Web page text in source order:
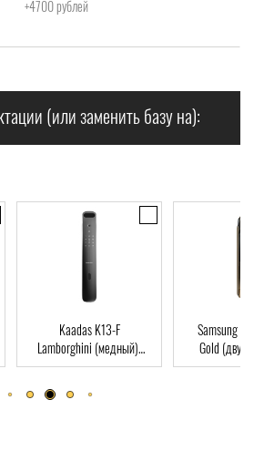
+4700 рублей
(или заменить базу на):
Samsung SHP-DP728
Gold (двухригельная
врезная часть), Автомат,
отпечаток пальца, RFID-
Dircode
пальца,
ключ, Wi-